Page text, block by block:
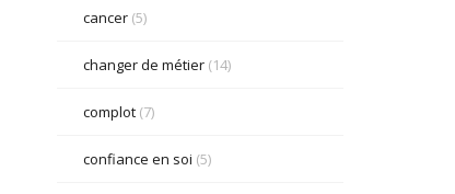
cancer(5)
changer de métier(14)
complot(7)
confiance en soi (5)